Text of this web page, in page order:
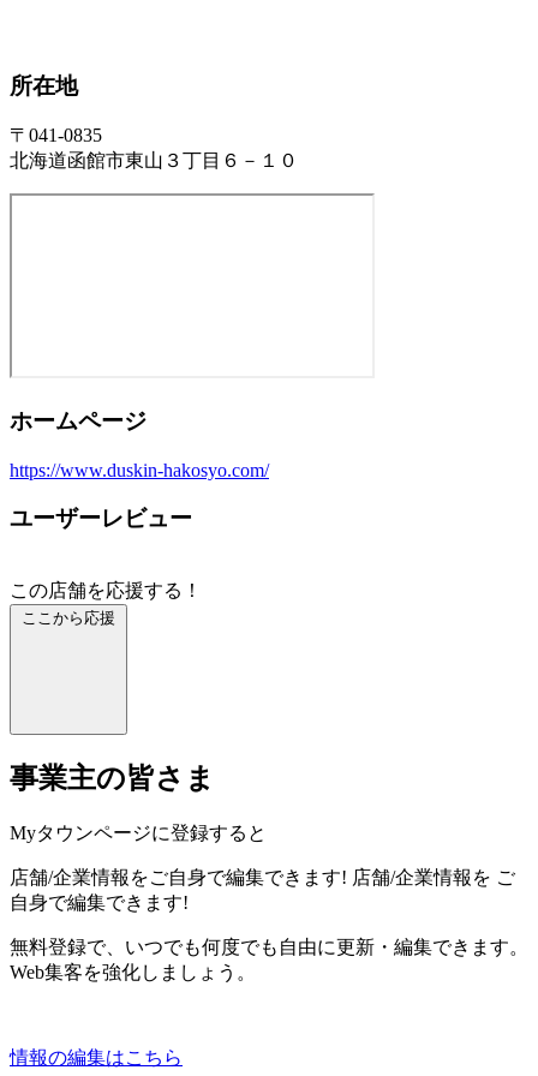
所在地
〒041-0835
北海道函館市東山３丁目６－１０
ホームページ
https://www.duskin-hakosyo.com/
ユーザーレビュー
この店舗を応援する！
ここから応援
事業主の皆さま
Myタウンページに登録すると
店舗/企業情報をご自身で編集できます! 店舗/企業情報を ご
自身で編集できます!
無料登録で、いつでも何度でも自由に更新・編集できます。
Web集客を強化しましょう。
情報の編集はこちら